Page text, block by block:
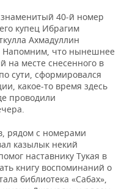
40-й номер
купец Ибрагим
Ахмадуллин
Напомним, что нынешнее
на месте снесенного в
сути, сформировался
какое-то время здесь
проводили
рядом с номерами
казылык некий
наставнику Тукая в
книгу воспоминаний о
библиотека «Сабах»,